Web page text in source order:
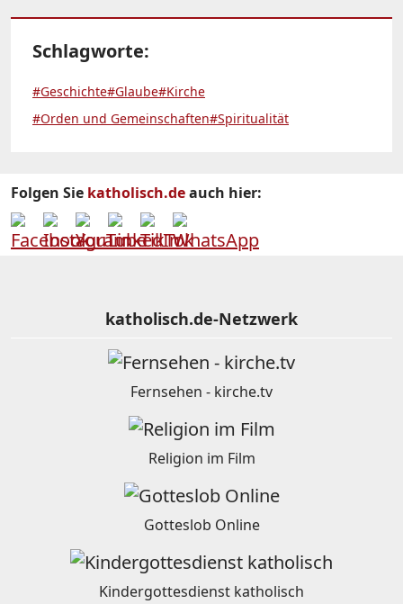
Schlagworte:
#Geschichte#Glaube#Kirche
#Orden und Gemeinschaften#Spiritualität
Folgen Sie katholisch.deauch hier:
katholisch.de-Netzwerk
Fernsehen - kirche.tv
Religion im Film
Gotteslob Online
Kindergottesdienst katholisch